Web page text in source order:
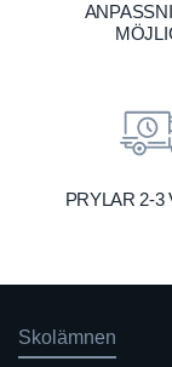
PRYLAR 2-3
Skolämnen